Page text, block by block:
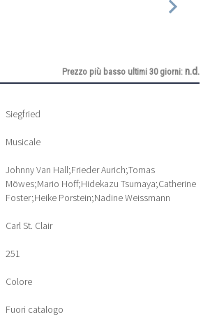
Prezzo più basso ultimi 30 giorni: n.d.
Siegfried
Musicale
Johnny Van Hall;Frieder Aurich;Tomas
Möwes;Mario Hoff;Hidekazu Tsumaya;Catherine
Foster;Heike Porstein;Nadine Weissmann
Carl St. Clair
251
Colore
Fuori catalogo